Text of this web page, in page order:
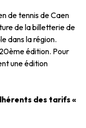
de tennis de Caen
de la billetterie de
dans la région.
édition. Pour
une édition
des tarifs «